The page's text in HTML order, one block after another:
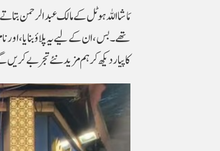
مَاشا اللہ ہوٹل کے مالک عبدالرحمن
تھے۔ بس، ان کے لیے یہ پلاؤ بنایا،
کا پیار دیکھ کر ہم مزید نئے